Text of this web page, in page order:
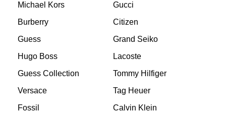
Michael Kors
Gucci
Burberry
Citizen
Guess
Grand Seiko
Hugo Boss
Lacoste
Guess Collection
Tommy Hilfiger
Versace
Tag Heuer
Fossil
Calvin Klein